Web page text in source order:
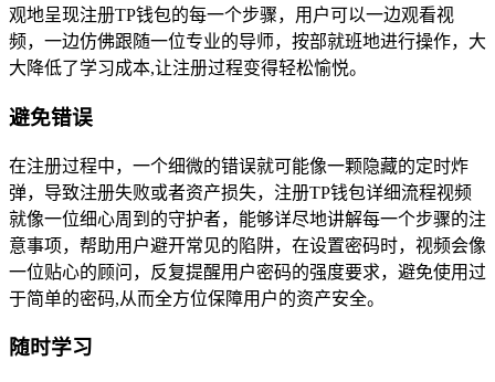
观地呈现注册TP钱包的每一个步骤，用户可以一边观看视
频，一边仿佛跟随一位专业的导师，按部就班地进行操作，大
大降低了学习成本,让注册过程变得轻松愉悦。
避免错误
在注册过程中，一个细微的错误就可能像一颗隐藏的定时炸
弹，导致注册失败或者资产损失，注册TP钱包详细流程视频
就像一位细心周到的守护者，能够详尽地讲解每一个步骤的注
意事项，帮助用户避开常见的陷阱，在设置密码时，视频会像
一位贴心的顾问，反复提醒用户密码的强度要求，避免使用过
于简单的密码,从而全方位保障用户的资产安全。
随时学习